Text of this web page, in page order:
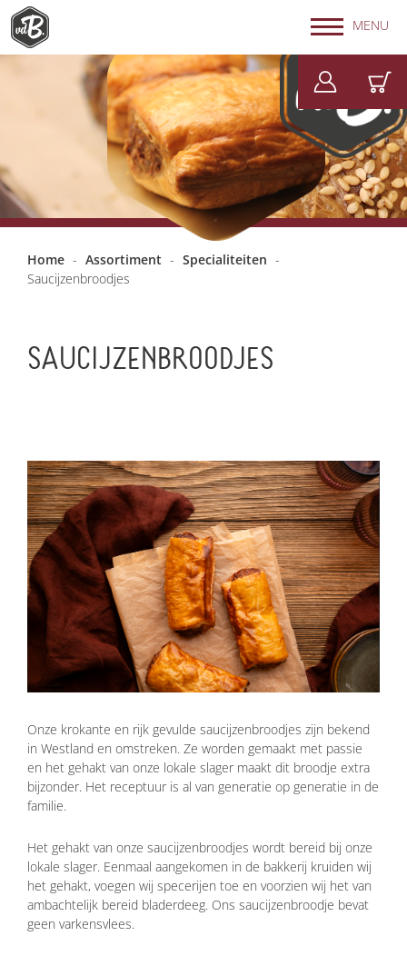
MENU
Home - Assortiment - Specialiteiten -
Saucijzenbroodjes
SAUCIJZENBROODJES
Onze krokante en rijk gevulde saucijzenbroodjes zijn bekend
in Westland en omstreken. Ze worden gemaakt met passie
en het gehakt van onze lokale slager maakt dit broodje extra
bijzonder. Het receptuur is al van generatie op generatie in de
familie.
Het gehakt van onze saucijzenbroodjes wordt bereid bij onze
lokale slager. Eenmaal aangekomen in de bakkerij kruiden wij
het gehakt, voegen wij specerijen toe en voorzien wij het van
ambachtelijk bereid bladerdeeg. Ons saucijzenbroodje bevat
geen varkensvlees.